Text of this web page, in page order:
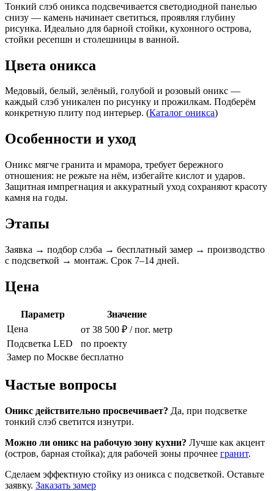
Тонкий слэб оникса подсвечивается светодиодной панелью
снизу — камень начинает светиться, проявляя глубину
рисунка. Идеально для барной стойки, кухонного острова,
стойки ресепшн и столешницы в ванной.
Цвета оникса
Медовый, белый, зелёный, голубой и розовый оникс —
каждый слэб уникален по рисунку и прожилкам. Подберём
конкретную плиту под интерьер. (Каталог оникса)
Особенности и уход
Оникс мягче гранита и мрамора, требует бережного
отношения: не режьте на нём, избегайте кислот и ударов.
Защитная импрегнация и аккуратный уход сохраняют красоту
камня на годы.
Этапы
Заявка → подбор слэба → бесплатный замер → производство
с подсветкой → монтаж. Срок 7–14 дней.
Цена
Параметр
Значение
Цена
от 38 500 ₽ / пог. метр
Подсветка LED
по проекту
Замер по Москве бесплатно
Частые вопросы
Оникс действительно просвечивает? Да, при подсветке
тонкий слэб светится изнутри.
Можно ли оникс на рабочую зону кухни? Лучше как акцент
(остров, барная стойка); для рабочей зоны прочнее гранит.
Сделаем эффектную стойку из оникса с подсветкой. Оставьте
заявку. Заказать замер